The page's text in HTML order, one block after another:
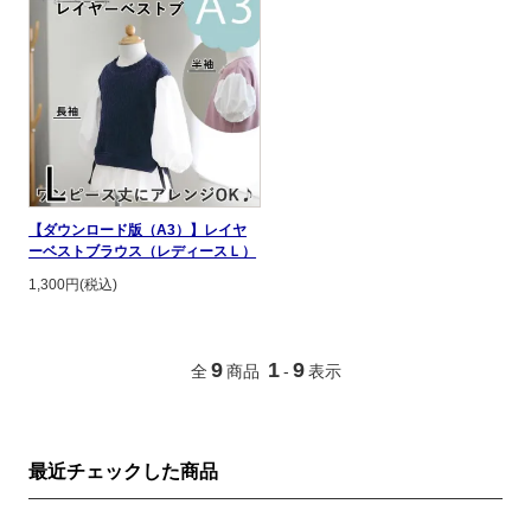
【ダウンロード版（A3）】レイヤ
ーベストブラウス（レディースＬ）
1,300円(税込)
全 9 商品 1 - 9 表示
最近チェックした商品